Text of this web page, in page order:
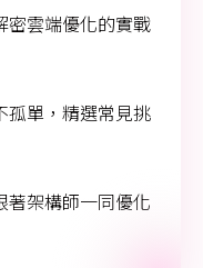
密雲端優化的實戰
孤單，精選常見挑
著架構師一同優化